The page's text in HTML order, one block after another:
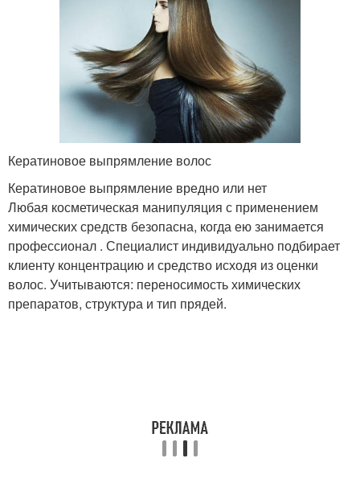
Кератиновое выпрямление волос
Кератиновое выпрямление вредно или нет
Любая косметическая манипуляция с применением
химических средств безопасна, когда ею занимается
профессионал . Специалист индивидуально подбирает
клиенту концентрацию и средство исходя из оценки
волос. Учитываются: переносимость химических
препаратов, структура и тип прядей.